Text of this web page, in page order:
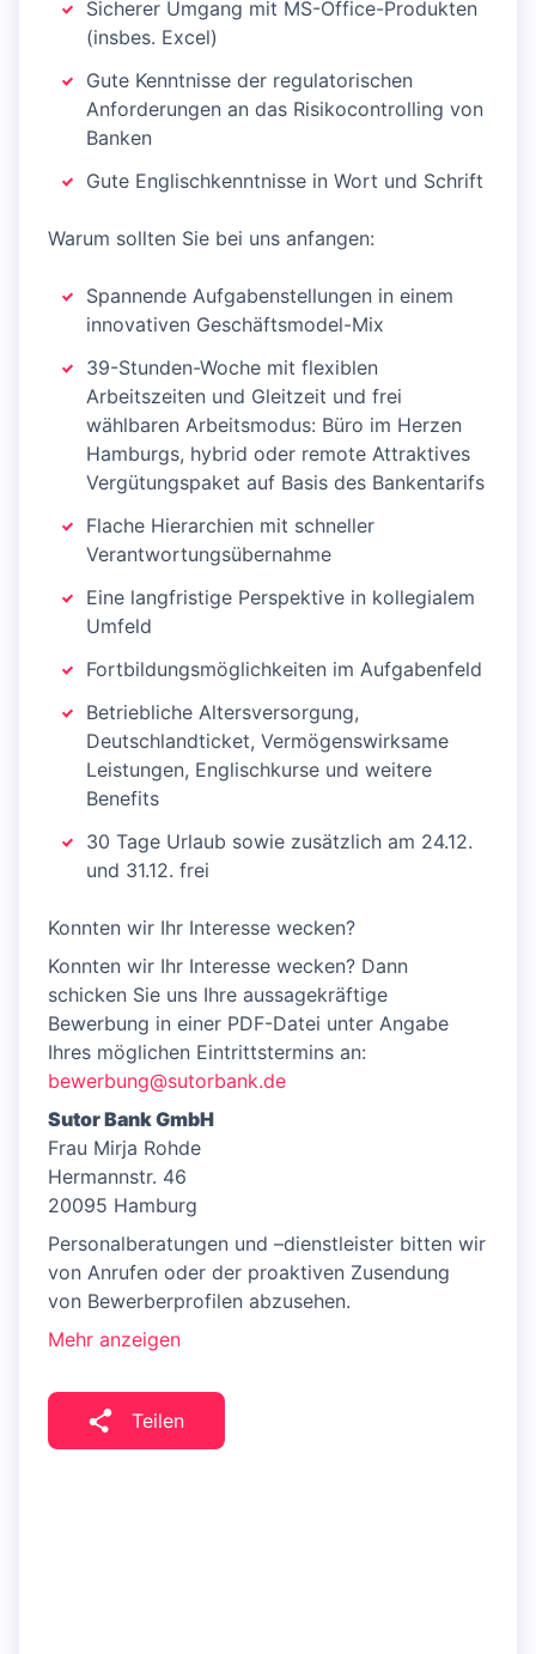
Sicherer Umgang mit MS-Office-Produkten
(insbes. Excel)
Gute Kenntnisse der regulatorischen
Anforderungen an das Risikocontrolling von
Banken
Gute Englischkenntnisse in Wort und Schrift
Warum sollten Sie bei uns anfangen:
Spannende Aufgabenstellungen in einem
innovativen Geschäftsmodel-Mix
39-Stunden-Woche mit flexiblen
Arbeitszeiten und Gleitzeit und frei
wählbaren Arbeitsmodus: Büro im Herzen
Hamburgs, hybrid oder remote Attraktives
Vergütungspaket auf Basis des Bankentarifs
Flache Hierarchien mit schneller
Verantwortungsübernahme
Eine langfristige Perspektive in kollegialem
Umfeld
Fortbildungsmöglichkeiten im Aufgabenfeld
Betriebliche Altersversorgung,
Deutschlandticket, Vermögenswirksame
Leistungen, Englischkurse und weitere
Benefits
30 Tage Urlaub sowie zusätzlich am 24.12.
und 31.12. frei
Konnten wir Ihr Interesse wecken?
Konnten wir Ihr Interesse wecken? Dann
schicken Sie uns Ihre aussagekräftige
Bewerbung in einer PDF-Datei unter Angabe
Ihres möglichen Eintrittstermins an:
bewerbung@sutorbank.de
Sutor Bank GmbH
Frau Mirja Rohde
Hermannstr. 46
20095 Hamburg
Personalberatungen und –dienstleister bitten wir
von Anrufen oder der proaktiven Zusendung
von Bewerberprofilen abzusehen.
Mehr anzeigen
Teilen